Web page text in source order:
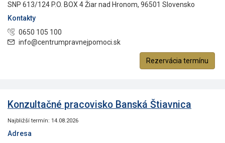
SNP 613/124 P.O. BOX 4 Žiar nad Hronom, 96501 Slovensko
Kontakty
0650 105 100
info@centrumpravnejpomoci.sk
Rezervácia termínu
Konzultačné pracovisko Banská Štiavnica
Najbližší termín: 14.08.2026
Adresa